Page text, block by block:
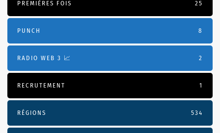
PREMIÈRES FOIS 25
PUNCH 8
RADIO WEB 3 📈 2
RECRUTEMENT 1
RÉGIONS 534